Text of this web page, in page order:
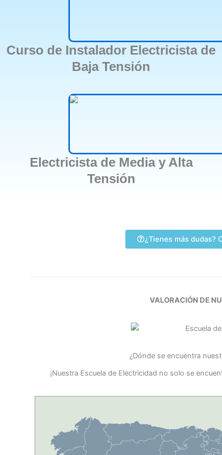
Curso de Instalador Electricista de
Baja Tensión
Electricista de Media y Alta
Tensión
¿Tienes más dudas?
VALORACIÓN DE
¿Dónde se encuentra
¡Nuestra Escuela de Electricidad no solo se